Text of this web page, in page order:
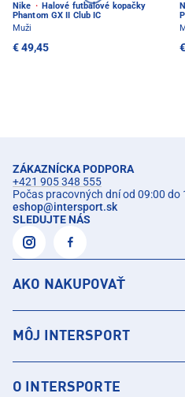
Nike · Halové futbalové kopačky
Phantom GX II Club IC
Muži
€ 49,45
ZÁKAZNÍCKA PODPORA
+421 905 348 555
Počas pracovných dní od 09:00 do
eshop@intersport.sk
SLEDUJTE NÁS
AKO NAKUPOVAŤ
MÔJ INTERSPORT
O INTERSPORTE